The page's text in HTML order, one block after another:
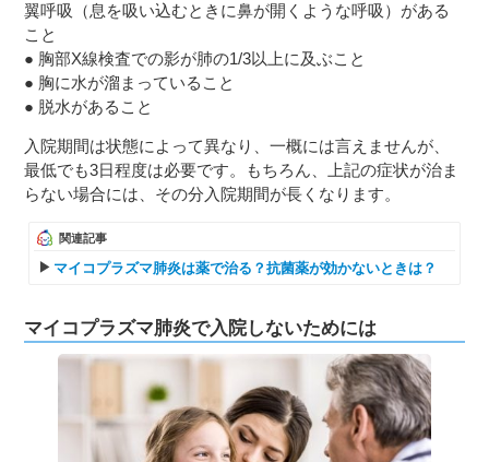
翼呼吸（息を吸い込むときに鼻が開くような呼吸）がある
こと
● 胸部X線検査での影が肺の1/3以上に及ぶこと
● 胸に水が溜まっていること
● 脱水があること
入院期間は状態によって異なり、一概には言えませんが、
最低でも3日程度は必要です。もちろん、上記の症状が治ま
らない場合には、その分入院期間が長くなります。
関連記事
マイコプラズマ肺炎は薬で治る？抗菌薬が効かないときは？
マイコプラズマ肺炎で入院しないためには